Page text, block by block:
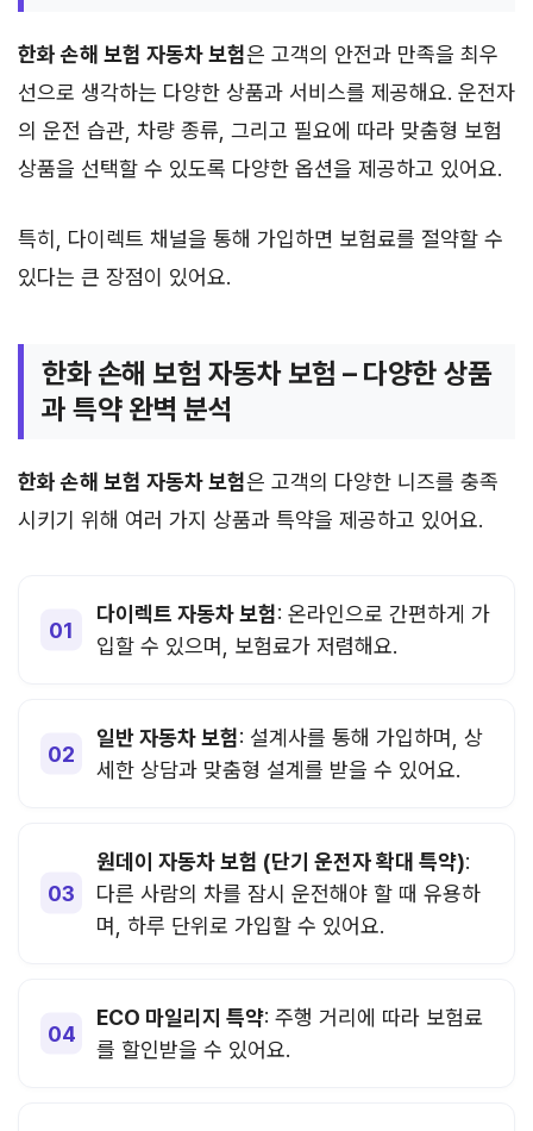
한화 손해 보험 자동차 보험은 고객의 안전과 만족을 최우
선으로 생각하는 다양한 상품과 서비스를 제공해요. 운전자
의 운전 습관, 차량 종류, 그리고 필요에 따라 맞춤형 보험
상품을 선택할 수 있도록 다양한 옵션을 제공하고 있어요.
특히, 다이렉트 채널을 통해 가입하면 보험료를 절약할 수
있다는 큰 장점이 있어요.
한화 손해 보험 자동차 보험 – 다양한 상품
과 특약 완벽 분석
한화 손해 보험 자동차 보험은 고객의 다양한 니즈를 충족
시키기 위해 여러 가지 상품과 특약을 제공하고 있어요.
다이렉트 자동차 보험: 온라인으로 간편하게 가
입할 수 있으며, 보험료가 저렴해요.
일반 자동차 보험: 설계사를 통해 가입하며, 상
세한 상담과 맞춤형 설계를 받을 수 있어요.
원데이 자동차 보험 (단기 운전자 확대 특약):
다른 사람의 차를 잠시 운전해야 할 때 유용하
며, 하루 단위로 가입할 수 있어요.
ECO 마일리지 특약: 주행 거리에 따라 보험료
를 할인받을 수 있어요.